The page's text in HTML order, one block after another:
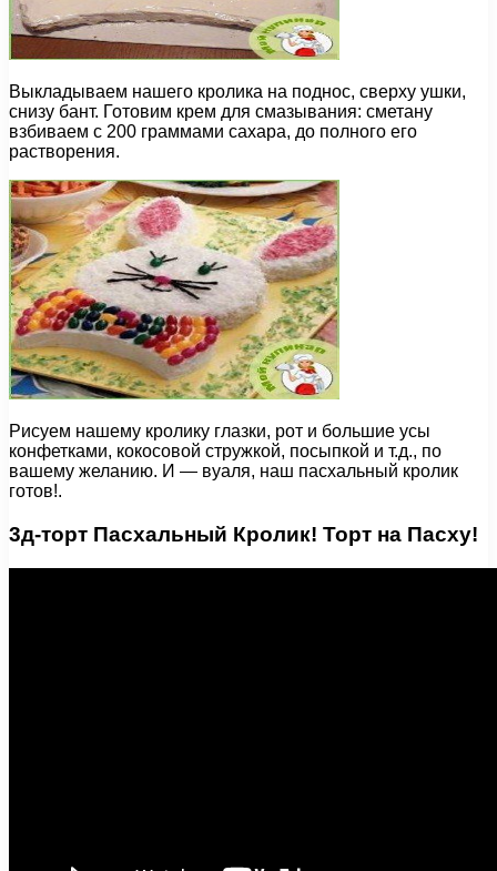
Выкладываем нашего кролика на поднос, сверху ушки,
снизу бант. Готовим крем для смазывания: сметану
взбиваем с 200 граммами сахара, до полного его
растворения.
Рисуем нашему кролику глазки, рот и большие усы
конфетками, кокосовой стружкой, посыпкой и т.д., по
вашему желанию. И — вуаля, наш пасхальный кролик
готов!.
3д-торт Пасхальный Кролик! Торт на Пасху!